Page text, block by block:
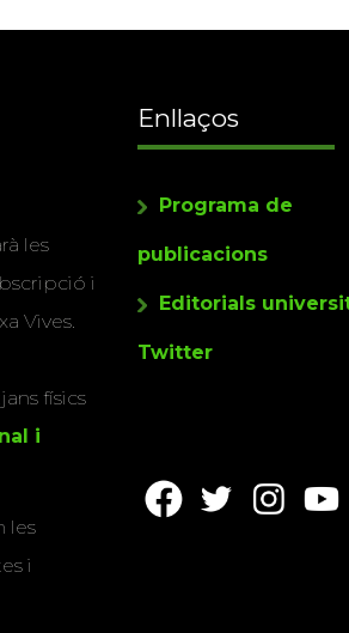
les
i
Vives.
físics
i
les
i
Enllaços
Programa de
publicacions
Editorials
Twitter